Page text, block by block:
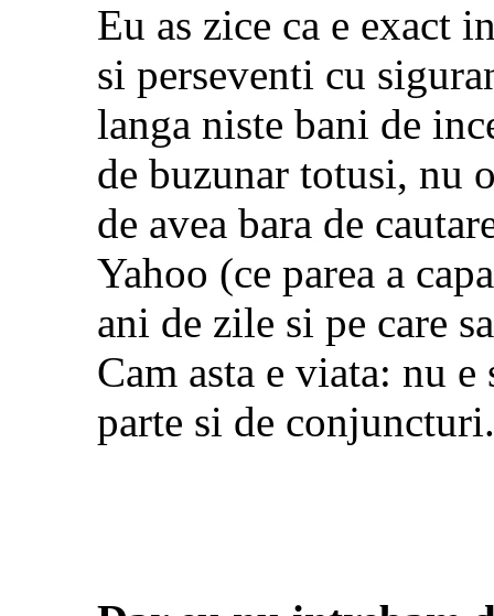
Eu as zice ca e exact
si perseventi cu
langa niste bani de
de buzunar totusi, nu
de avea bara de
Yahoo (ce parea a
ani de zile si pe care
Cam asta e viata: nu
parte si de conjuncturi.